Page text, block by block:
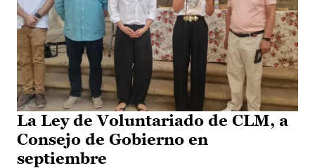
La Ley de Voluntariado de CLM, a
Consejo de Gobierno en
septiembre